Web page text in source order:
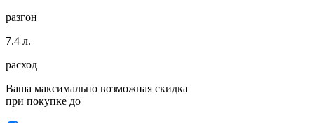
разгон
7.4 л.
расход
Ваша максимально возможная скидка
при покупке до